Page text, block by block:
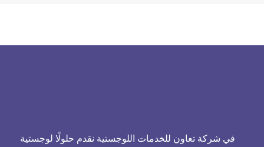
في شركة تعاون للخدمات اللوجستية نقدم حلولًا لوجستية